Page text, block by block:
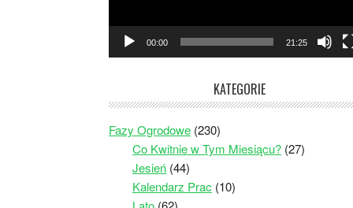
00:00 21:25
KATEGORIE
Fazy Ogrodowe (230)
Co Kwitnie w Tym Miesiącu? (27)
Jesień (44)
Kalendarz Prac (10)